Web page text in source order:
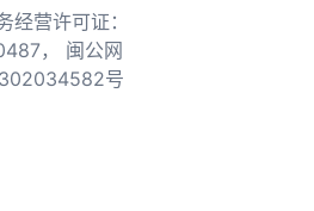
经营许可证：
，
闽公网
号